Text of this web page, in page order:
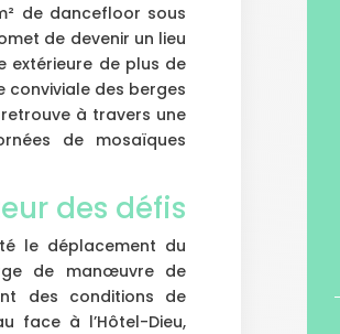
de dancefloor sous
de devenir un lieu
extérieure de plus de
des berges
retrouve à travers une
de mosaïques
des défis
le déplacement du
de manœuvre de
des conditions de
face à l’Hôtel-Dieu,